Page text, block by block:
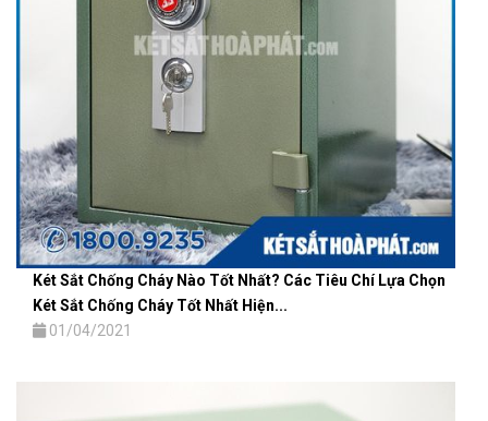
Két Sắt Chống Cháy Nào Tốt Nhất? Các Tiêu Chí Lựa Chọn
Két Sắt Chống Cháy Tốt Nhất Hiện...
01/04/2021